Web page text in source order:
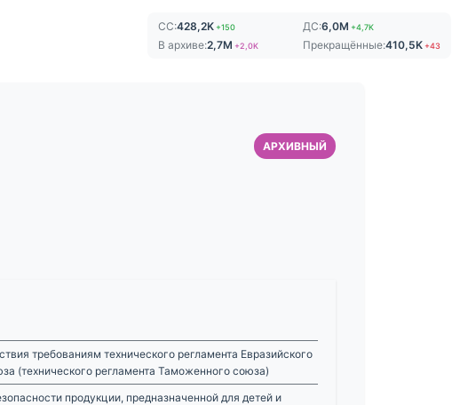
СС:428,2K+150 ДС:6,0M +4,7K
В архиве:2,7M +2,0K Прекращённые:410,5K +43
АРХИВНЫЙ
требованиям технического регламента Евразийского
(технического регламента Таможенного союза)
продукции, предназначенной для детей и